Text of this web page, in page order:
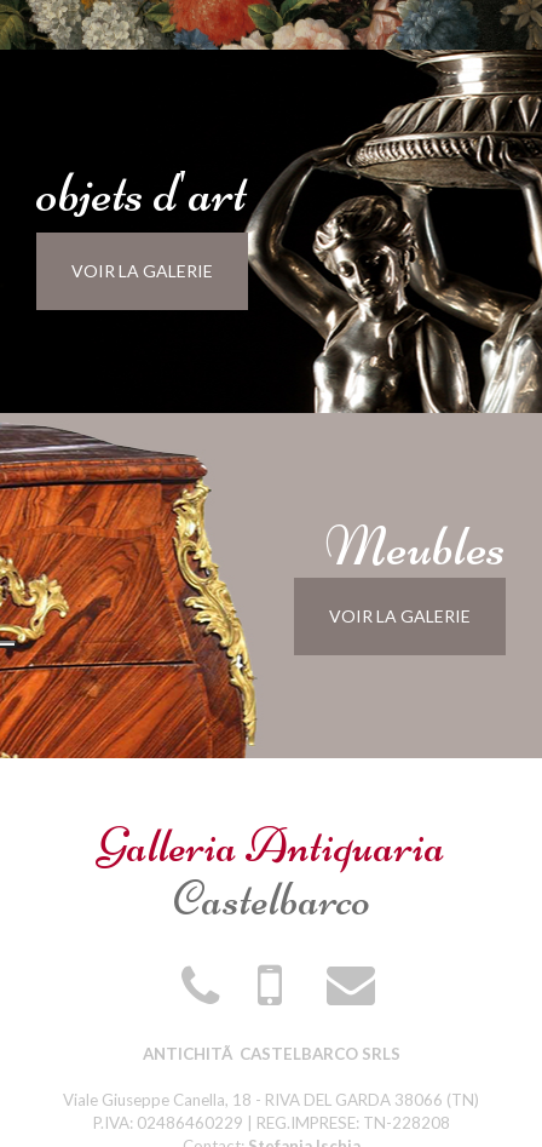
objetsd'art
VOIR LA GALERIE
Meubles
VOIR LA GALERIE
Galleria Antiquaria
Castelbarco
ANTICHITÃ CASTELBARCO SRLS
Viale Giuseppe Canella, 18 - RIVA DEL GARDA 38066 (TN)
P.IVA: 02486460229 | REG.IMPRESE: TN-228208